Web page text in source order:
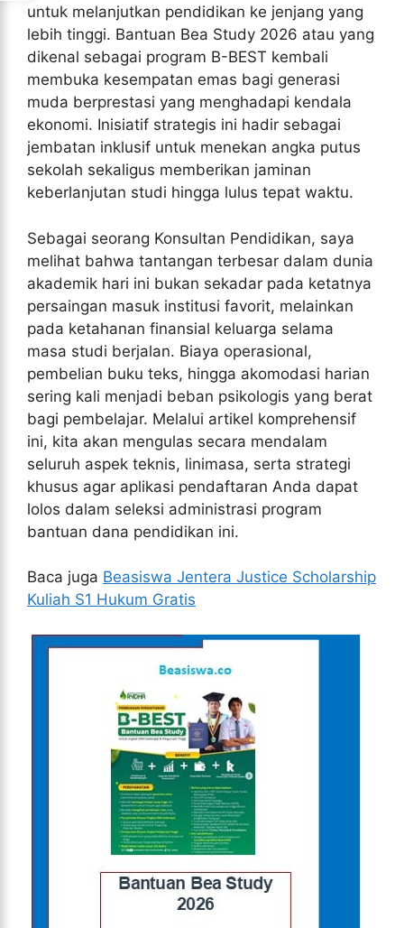
untuk melanjutkan pendidikan ke jenjang yang
lebih tinggi. Bantuan Bea Study 2026 atau yang
dikenal sebagai program B-BEST kembali
membuka kesempatan emas bagi generasi
muda berprestasi yang menghadapi kendala
ekonomi. Inisiatif strategis ini hadir sebagai
jembatan inklusif untuk menekan angka putus
sekolah sekaligus memberikan jaminan
keberlanjutan studi hingga lulus tepat waktu.
Sebagai seorang Konsultan Pendidikan, saya
melihat bahwa tantangan terbesar dalam dunia
akademik hari ini bukan sekadar pada ketatnya
persaingan masuk institusi favorit, melainkan
pada ketahanan finansial keluarga selama
masa studi berjalan. Biaya operasional,
pembelian buku teks, hingga akomodasi harian
sering kali menjadi beban psikologis yang berat
bagi pembelajar. Melalui artikel komprehensif
ini, kita akan mengulas secara mendalam
seluruh aspek teknis, linimasa, serta strategi
khusus agar aplikasi pendaftaran Anda dapat
lolos dalam seleksi administrasi program
bantuan dana pendidikan ini.
Baca juga Beasiswa Jentera Justice Scholarship
Kuliah S1 Hukum Gratis